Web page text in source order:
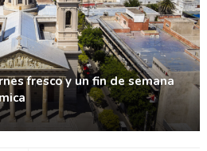
fresco y un fin de semana